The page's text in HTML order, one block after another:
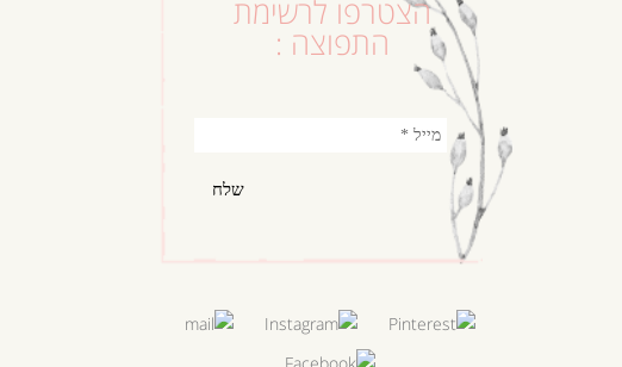
הצטרפו לרשימת
התפוצה :